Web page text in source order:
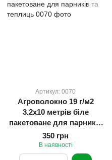
Артикул: 0070
Агроволокно 19 г/м2
3.2х10 метрів біле
пакетоване для парників
та теплиць
350 грн
В наявності